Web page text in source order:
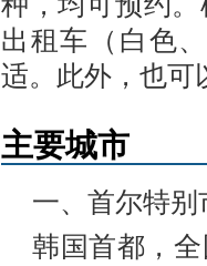
出租车（白色
适。此外，也可
主要城市
一、首尔特别
韩国首都，